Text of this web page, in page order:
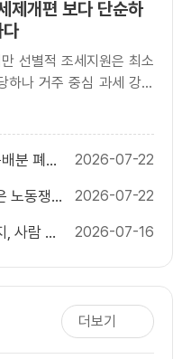
..제개편 보다 단순하
선별적 조세지원은 최소
나 거주 중심 과세 강화
세율�..
분 폐지,
2026-07-22
2026-07-22
, 사람 중
2026-07-16
더보기